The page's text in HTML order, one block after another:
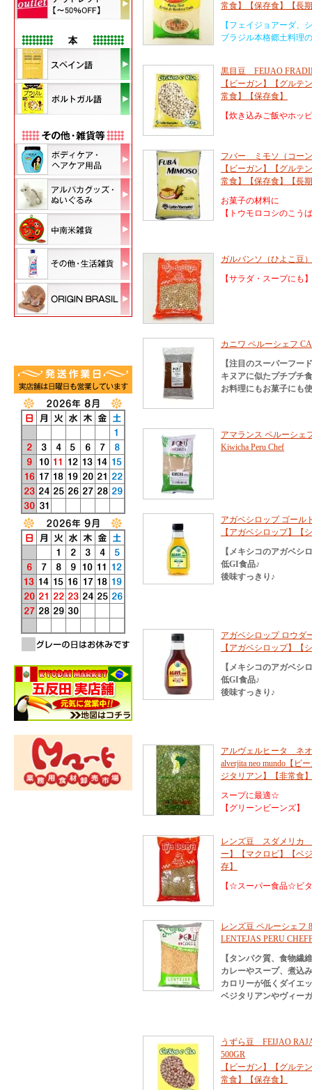
常食】【保存食】【長
【フェイジョアーダ、
ブラジル本格郷土料理
黒目豆 FEIJAO
【ビーガン】【グルテ
常食】【保存食】
【炊き込みご飯やホッ
フバー ミモソ（コー
【ビーガン】【グルテ
常食】【保存食】【長
お菓子の材料に
【トウモロコシのこう
ガルバンソ（ひよこ
【サラダ・スープにも】
カニワ ペルーシェフ
【注目のスーパーフー
キヌアに似たプチプチ
お料理にもお菓子にも
アマランス ペルーシェ
Kiwicha Peru Chef
アガベシロップ ゴール
【アガベシロップ】【
【メキシコのアガベシ
低GI食品♪
後味すっきり♪
アガベシロップ ロウダ
【アガベシロップ】【
【メキシコのアガベシ
低GI食品♪
後味すっきり♪
アルヴェルヒータ ネ
alverjita neo mundo【ビ
ジタリアン】【非常食
スープに最適☆
【グリーンビーンズ】
レンズ豆 スダメリカ
ー】【マクロビ】【ベ
存】
【☆スーパー食品☆ビ
レンズ豆 ペルーシェフ
LENTEJAS PERU
【タンパク質、食物繊
カレーやスープ、煮込
カロリーが低くダイエ
ベジタリアンやヴィー
うずら豆 FEIJAO
500GR
【ビーガン】【グルテ
常食】【保存食】